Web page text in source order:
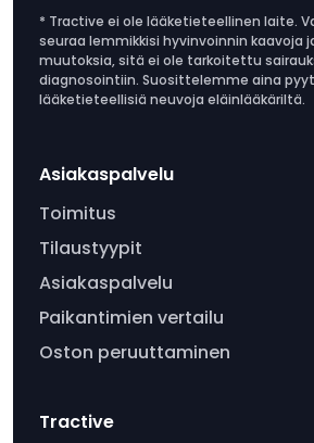
* Tractive ei ole lääketieteellinen laite.
seuraa lemmikkisi hyvinvoinnin kaavoja
muutoksia, sitä ei ole tarkoitettu
diagnosointiin. Suosittelemme aina
lääketieteellisiä neuvoja eläinlääkäriltä.
Asiakaspalvelu
Toimitus
Tilaustyypit
Asiakaspalvelu
Paikantimien vertailu
Oston peruuttaminen
Tractive